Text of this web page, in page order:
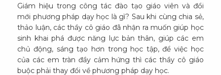
Giám hiệu trong công tác đào tạo giáo viên và đổi
mới phương pháp dạy học là gì? Sau khi cùng chia sẻ,
thảo luận, các thầy cô giáo đã nhận ra muốn giúp học
sinh khai phá được năng lực bản thân, giúp các em
chủ động, sáng tạo hơn trong học tập, để việc học
của các em tràn đầy cảm hứng thì các thầy cô giáo
buộc phải thay đổi về phương pháp dạy học.